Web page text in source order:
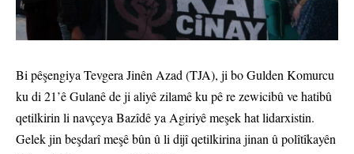
Bi pêşengiya Tevgera Jinên Azad (TJA), ji bo Gulden Komurcu
ku di 21’ê Gulanê de ji aliyê zilamê ku pê re zewicibû ve hatibû
qetilkirin li navçeya Bazîdê ya Agiriyê meşek hat lidarxistin.
Gelek jin beşdarî meşê bûn û li dijî qetilkirina jinan û polîtîkayên